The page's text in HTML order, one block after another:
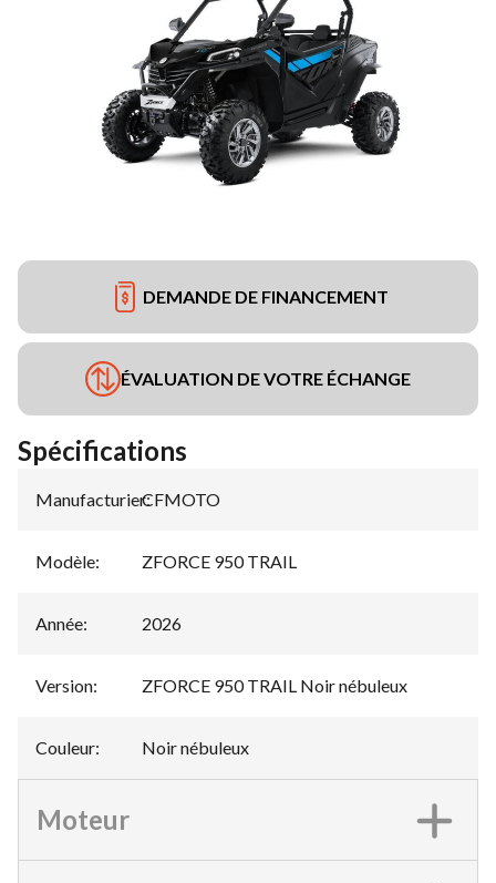
DEMANDE DE FINANCEMENT
ÉVALUATION DE VOTRE ÉCHANGE
Spécifications
Manufacturier:
CFMOTO
Modèle: ZFORCE 950 TRAIL
Année: 2026
Version: ZFORCE 950 TRAIL Noir nébuleux
Couleur: Noir nébuleux
Moteur